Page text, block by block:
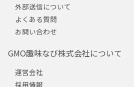
外部送信について
よくある質問
お問い合わせ
GMO趣味なび株式会社について
運営会社
採用情報